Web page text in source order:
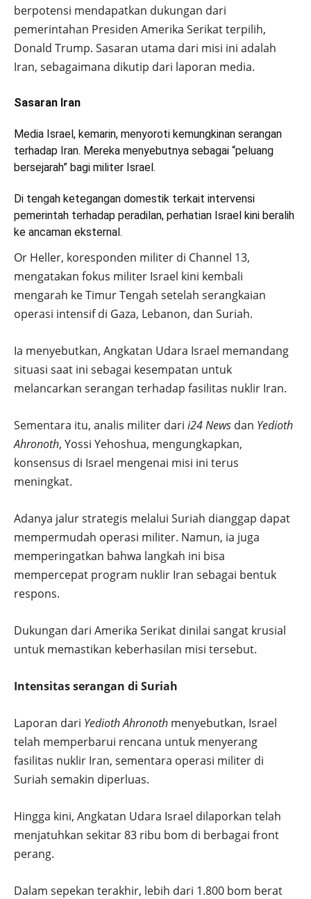
berpotensi mendapatkan dukungan dari
pemerintahan Presiden Amerika Serikat terpilih,
Donald Trump. Sasaran utama dari misi ini adalah
Iran, sebagaimana dikutip dari laporan media.
Sasaran Iran
Media Israel, kemarin, menyoroti kemungkinan serangan
terhadap Iran. Mereka menyebutnya sebagai “peluang
bersejarah” bagi militer Israel.
Di tengah ketegangan domestik terkait intervensi
pemerintah terhadap peradilan, perhatian Israel kini beralih
ke ancaman eksternal.
Or Heller, koresponden militer di Channel 13,
mengatakan fokus militer Israel kini kembali
mengarah ke Timur Tengah setelah serangkaian
operasi intensif di Gaza, Lebanon, dan Suriah.
Ia menyebutkan, Angkatan Udara Israel memandang
situasi saat ini sebagai kesempatan untuk
melancarkan serangan terhadap fasilitas nuklir Iran.
Sementara itu, analis militer dari i24 News dan Yedioth
Ahronoth, Yossi Yehoshua, mengungkapkan,
konsensus di Israel mengenai misi ini terus
meningkat.
Adanya jalur strategis melalui Suriah dianggap dapat
mempermudah operasi militer. Namun, ia juga
memperingatkan bahwa langkah ini bisa
mempercepat program nuklir Iran sebagai bentuk
respons.
Dukungan dari Amerika Serikat dinilai sangat krusial
untuk memastikan keberhasilan misi tersebut.
Intensitas serangan di Suriah
Laporan dari Yedioth Ahronoth menyebutkan, Israel
telah memperbarui rencana untuk menyerang
fasilitas nuklir Iran, sementara operasi militer di
Suriah semakin diperluas.
Hingga kini, Angkatan Udara Israel dilaporkan telah
menjatuhkan sekitar 83 ribu bom di berbagai front
perang.
Dalam sepekan terakhir, lebih dari 1.800 bom berat